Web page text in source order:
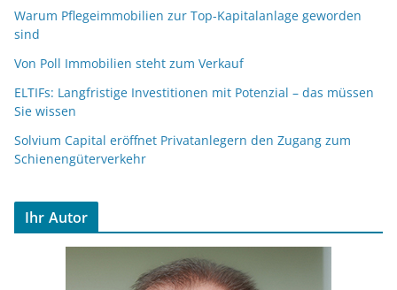
Warum Pflegeimmobilien zur Top-Kapitalanlage geworden
sind
Von Poll Immobilien steht zum Verkauf
ELTIFs: Langfristige Investitionen mit Potenzial – das müssen
Sie wissen
Solvium Capital eröffnet Privatanlegern den Zugang zum
Schienengüterverkehr
Ihr Autor